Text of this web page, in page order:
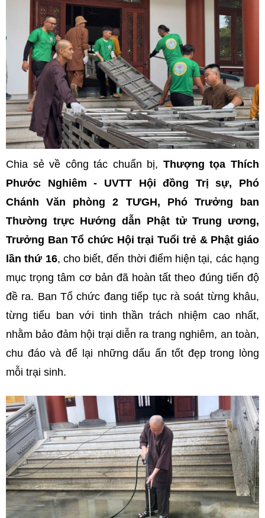
Chia sẻ về công tác chuẩn bị, Thượng tọa Thích
Phước Nghiêm - UVTT Hội đồng Trị sự, Phó
Chánh Văn phòng 2 TƯGH, Phó Trưởng ban
Thường trực Hướng dẫn Phật tử Trung ương,
Trưởng Ban Tổ chức Hội trại Tuổi trẻ & Phật giáo
lần thứ 16, cho biết, đến thời điểm hiện tại, các hạng
mục trọng tâm cơ bản đã hoàn tất theo đúng tiến độ
đề ra. Ban Tổ chức đang tiếp tục rà soát từng khâu,
từng tiểu ban với tinh thần trách nhiệm cao nhất,
nhằm bảo đảm hội trại diễn ra trang nghiêm, an toàn,
chu đáo và để lại những dấu ấn tốt đẹp trong lòng
mỗi trại sinh.